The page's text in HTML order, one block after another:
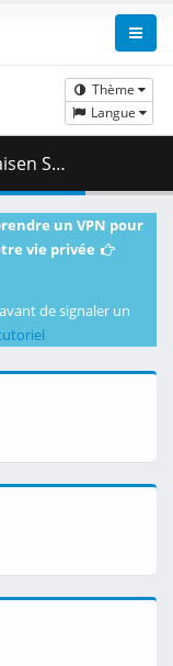
Thème
Langue
491.63 MB )
un VPN pour
vie privée
de signaler un